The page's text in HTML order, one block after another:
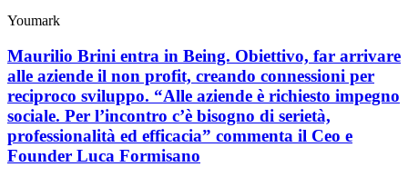
Youmark
Maurilio Brini entra in Being. Obiettivo, far arrivare
alle aziende il non profit, creando connessioni per
reciproco sviluppo. “Alle aziende è richiesto impegno
sociale. Per l’incontro c’è bisogno di serietà,
professionalità ed efficacia” commenta il Ceo e
Founder Luca Formisano